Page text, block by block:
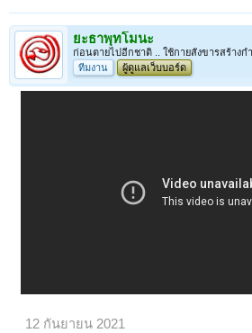
ยะธาพุทโมนะ
ก่อนตายไปอีกชาติ .. ใช้กายสังขารสร้างก
ทีมงาน
ผู้ดูแลเว็บบอร์ด
12 กันยายน 2021